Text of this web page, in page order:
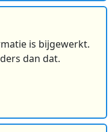
is bijgewerkt.
dan dat.